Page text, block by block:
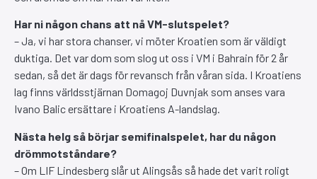
Har ni någon chans att nå VM-slutspelet?
– Ja, vi har stora chanser, vi möter Kroatien som är väldigt
duktiga. Det var dom som slog ut oss i VM i Bahrain för 2 år
sedan, så det är dags för revansch från våran sida. I Kroatiens
lag finns världsstjärnan Domagoj Duvnjak som anses vara
Ivano Balic ersättare i Kroatiens A-landslag.
Nästa helg så börjar semifinalspelet, har du någon
drömmotståndare?
– Om LIF Lindesberg slår ut Alingsås så hade det varit roligt